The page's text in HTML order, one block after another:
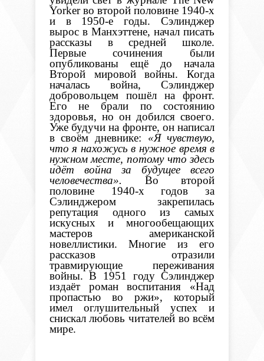
Yorker во второй половине 1940-х
и в 1950-е годы.Сэлинджер
вырос в Манхэттене, начал писать
рассказы в средней школе.
Первые сочинения были
опубликованы ещё до начала
Второй мировой войны. Когда
началась война, Сэлинджер
добровольцем пошёл на фронт.
Его не брали по состоянию
здоровья, но он добился своего.
Уже будучи на фронте, он написал
в своём дневнике: «Я чувствую,
что я нахожусь в нужное время в
нужном месте, потому что здесь
идёт война за будущее всего
человечества». Во второй
половине 1940-х годов за
Сэлинджером закрепилась
репутация одного из самых
искусных и многообещающих
мастеров американской
новеллистики. Многие из его
рассказов отразили
травмирующие переживания
войны. В 1951 году Сэлинджер
издаёт роман воспитания «Над
пропастью во ржи», который
имел оглушительный успех и
снискал любовь читателей во всём
мире.